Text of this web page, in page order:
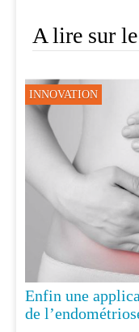
A lire sur
INNOVATION
Enfin une
de